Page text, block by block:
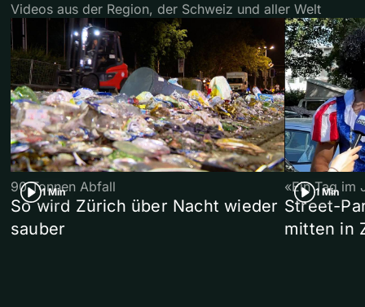
Videos aus der Region, der Schweiz und aller Welt
1 Min
90 Tonnen Abfall
So wird Zürich über Nacht wieder
sauber
1 Min
«Ein Tag im
Street-
mitten in